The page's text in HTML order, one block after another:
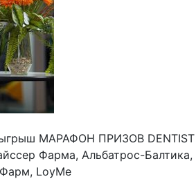
МАРАФОН ПРИЗОВ DENTIST
Фарма, Альбатрос-Балтика,
LoyMe